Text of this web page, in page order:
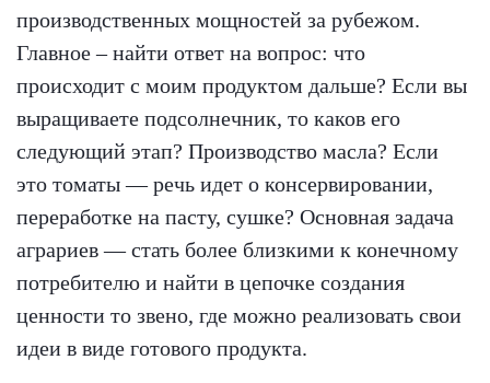
производственных мощностей за рубежом.
Главное – найти ответ на вопрос: что
происходит с моим продуктом дальше? Если вы
выращиваете подсолнечник, то каков его
следующий этап? Производство масла? Если
это томаты — речь идет о консервировании,
переработке на пасту, сушке? Основная задача
аграриев — стать более близкими к конечному
потребителю и найти в цепочке создания
ценности то звено, где можно реализовать свои
идеи в виде готового продукта.